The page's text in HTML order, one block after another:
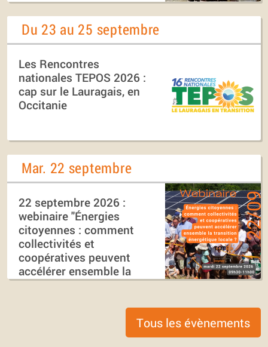
Du 23 au 25 septembre
Les Rencontres
nationales TEPOS 2026 :
cap sur le Lauragais, en
Occitanie
Mar. 22 septembre
22 septembre 2026 :
webinaire "Énergies
citoyennes : comment
collectivités et
coopératives peuvent
accélérer ensemble la
transition énergétique
Tous les évènements